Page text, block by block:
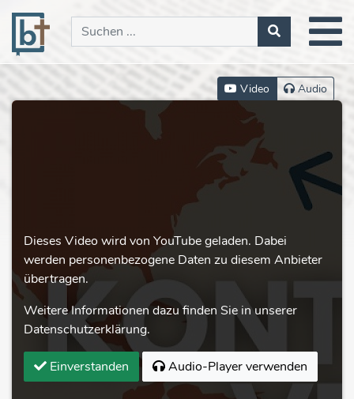
Video Audio
Dieses Video wird von YouTube geladen. Dabei
werden personenbezogene Daten zu diesem Anbieter
übertragen.
Weitere Informationen dazu finden Sie in unserer
Datenschutzerklärung.
Einverstanden Audio-Player verwenden